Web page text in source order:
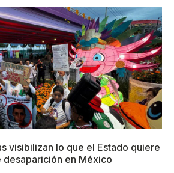
visibilizan lo que el Estado quiere
desaparición en México